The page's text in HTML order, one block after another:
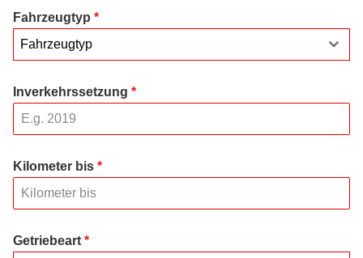
Fahrzeugtyp *
Fahrzeugtyp
Inverkehrssetzung *
Kilometer bis *
Getriebeart *